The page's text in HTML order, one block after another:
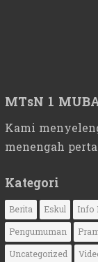
MTsN 1
Kami
menengah
Kategori
Berita Eskul Info
Pengumuman
Uncategorized